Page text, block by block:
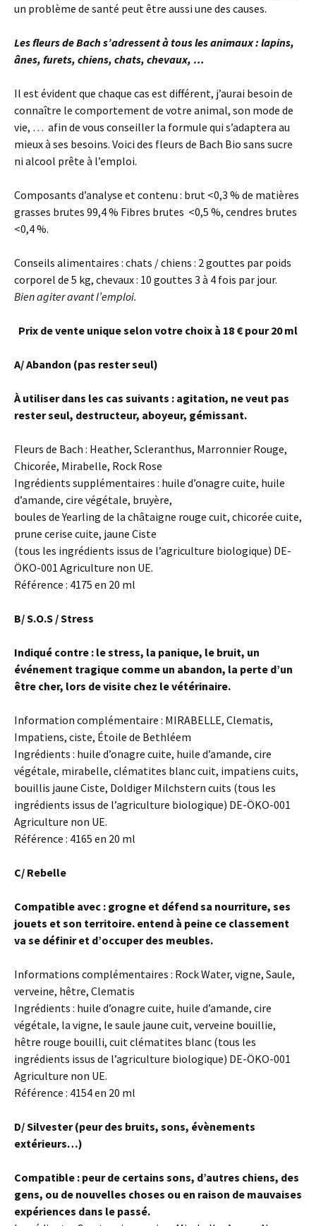
un problème de santé peut être aussi une des causes.
Les fleurs de Bach s’adressent à tous les animaux : lapins,
ânes, furets, chiens, chats, chevaux, …
Il est évident que chaque cas est différent, j’aurai besoin de
connaître le comportement de votre animal, son mode de
vie, … afin de vous conseiller la formule qui s’adaptera au
mieux à ses besoins. Voici des fleurs de Bach Bio sans sucre
ni alcool prête à l’emploi.
Composants d’analyse et contenu : brut <0,3 % de matières
grasses brutes 99,4 % Fibres brutes <0,5 %, cendres brutes
<0,4 %.
Conseils alimentaires : chats / chiens : 2 gouttes par poids
corporel de 5 kg, chevaux : 10 gouttes 3 à 4 fois par jour.
Bien agiter avant l’emploi.
Prix de vente unique selon votre choix à 18 € pour 20 ml
A/ Abandon (pas rester seul)
À utiliser dans les cas suivants : agitation, ne veut pas
rester seul, destructeur, aboyeur, gémissant.
Fleurs de Bach : Heather, Scleranthus, Marronnier Rouge,
Chicorée, Mirabelle, Rock Rose
Ingrédients supplémentaires : huile d’onagre cuite, huile
d’amande, cire végétale, bruyère,
boules de Yearling de la châtaigne rouge cuit, chicorée cuite,
prune cerise cuite, jaune Ciste
(tous les ingrédients issus de l’agriculture biologique) DE-
ÖKO-001 Agriculture non UE.
Référence : 4175 en 20 ml
B/ S.O.S / Stress
Indiqué contre : le stress, la panique, le bruit, un
événement tragique comme un abandon, la perte d’un
être cher, lors de visite chez le vétérinaire.
Information complémentaire : MIRABELLE, Clematis,
Impatiens, ciste, Étoile de Bethléem
Ingrédients : huile d’onagre cuite, huile d’amande, cire
végétale, mirabelle, clématites blanc cuit, impatiens cuits,
bouillis jaune Ciste, Doldiger Milchstern cuits (tous les
ingrédients issus de l’agriculture biologique) DE-ÖKO-001
Agriculture non UE.
Référence : 4165 en 20 ml
C/ Rebelle
Compatible avec : grogne et défend sa nourriture, ses
jouets et son territoire. entend à peine ce classement
va se définir et d’occuper des meubles.
Informations complémentaires : Rock Water, vigne, Saule,
verveine, hêtre, Clematis
Ingrédients : huile d’onagre cuite, huile d’amande, cire
végétale, la vigne, le saule jaune cuit, verveine bouillie,
hêtre rouge bouilli, cuit clématites blanc (tous les
ingrédients issus de l’agriculture biologique) DE-ÖKO-001
Agriculture non UE.
Référence : 4154 en 20 ml
D/ Silvester (peur des bruits, sons, évènements
extérieurs…)
Compatible : peur de certains sons, d’autres chiens, des
gens, ou de nouvelles choses ou en raison de mauvaises
expériences dans le passé.